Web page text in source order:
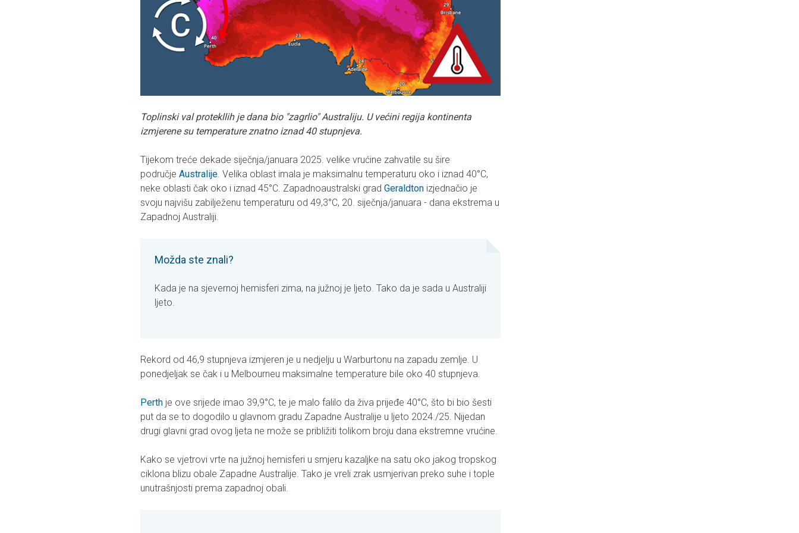
Toplinski val protekllih je dana bio "zagrlio" Australiju. U većini regija kontinenta
izmjerene su temperature znatno iznad 40 stupnjeva.
Tijekom treće dekade siječnja/januara 2025. velike vrućine zahvatile su šire
područje Australije. Velika oblast imala je maksimalnu temperaturu oko i iznad 40°C,
neke oblasti čak oko i iznad 45°C. Zapadnoaustralski grad Geraldton izjednačio je
svoju najvišu zabilježenu temperaturu od 49,3°C, 20. siječnja/januara - dana ekstrema u
Zapadnoj Australiji.
Možda ste znali?
Kada je na sjevernoj hemisferi zima, na južnoj je ljeto. Tako da je sada u Australiji
ljeto.
Rekord od 46,9 stupnjeva izmjeren je u nedjelju u Warburtonu na zapadu zemlje. U
ponedjeljak se čak i u Melbourneu maksimalne temperature bile oko 40 stupnjeva.
Perth je ove srijede imao 39,9°C, te je malo falilo da živa prijeđe 40°C, što bi bio šesti
put da se to dogodilo u glavnom gradu Zapadne Australije u ljeto 2024./25. Nijedan
drugi glavni grad ovog ljeta ne može se približiti tolikom broju dana ekstremne vrućine.
Kako se vjetrovi vrte na južnoj hemisferi u smjeru kazaljke na satu oko jakog tropskog
ciklona blizu obale Zapadne Australije. Tako je vreli zrak usmjerivan preko suhe i tople
unutrašnjosti prema zapadnoj obali.